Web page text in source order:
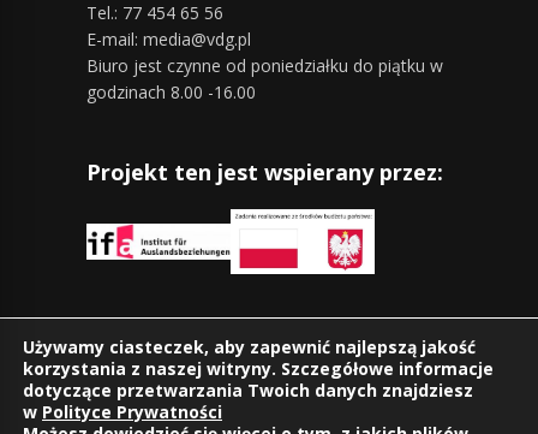
Tel.: 77 454 65 56
E-mail: media@vdg.pl
Biuro jest czynne od poniedziałku do piątku w
godzinach 8.00 -16.00
Projekt ten jest wspierany przez:
Znajdziesz nas również na:
Używamy ciasteczek, aby zapewnić najlepszą jakość
korzystania z naszej witryny. Szczegółowe informacje
dotyczące przetwarzania Twoich danych znajdziesz
w Polityce Prywatności